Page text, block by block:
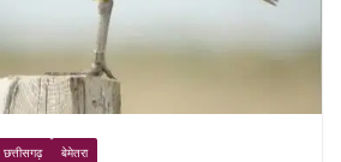
छत्तीसगढ़ बेमेतरा